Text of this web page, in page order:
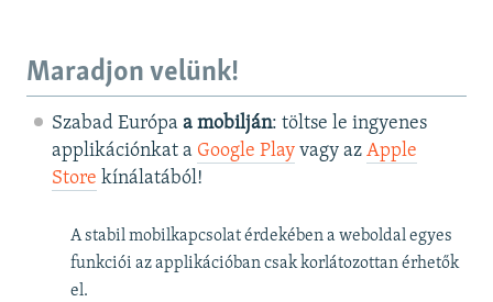
Maradjon velünk!
Szabad Európa a mobilján: töltse le ingyenes
applikációnkat a Google Playvagy az Apple
Store kínálatából!
A stabil mobilkapcsolat érdekében a weboldal egyes
funkciói az applikációban csak korlátozottan érhetők
el.